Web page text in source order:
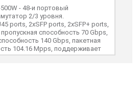
- 48-и портовый
2/3 уровня.
ports, 2xSFP ports, 2хSFP+ ports,
способность 70 Gbps,
140 Gbps, пакетная
104.16 Mpps, поддерживает
питания 500W.